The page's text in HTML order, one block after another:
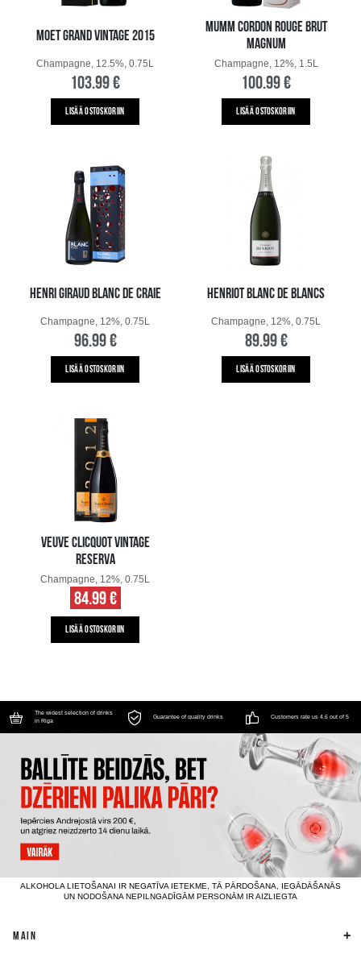
MOET GRAND VINTAGE 2015
Champagne, 12.5%, 0.75L
103.99 €
LISÄÄ OSTOSKORIIN
MUMM CORDON ROUGE BRUT
MAGNUM
Champagne, 12%, 1.5L
100.99 €
LISÄÄ OSTOSKORIIN
HENRI GIRAUD BLANC DE CRAIE
Champagne, 12%, 0.75L
96.99 €
LISÄÄ OSTOSKORIIN
HENRIOT BLANC DE BLANCS
Champagne, 12%, 0.75L
89.99 €
LISÄÄ OSTOSKORIIN
VEUVE CLICQUOT VINTAGE
RESERVA
Champagne, 12%, 0.75L
84.99 €
LISÄÄ OSTOSKORIIN
The widest selection of drinks
in Riga
Guarantee of quality drinks Customers rate us 4.6 out of 5
ALKOHOLA LIETOŠANAI IR NEGATĪVA IETEKME, TĀ PĀRDOŠANA, IEGĀDĀŠANĀS
UN NODOŠANA NEPILNGADĪGĀM PERSONĀM IR AIZLIEGTA
MAIN